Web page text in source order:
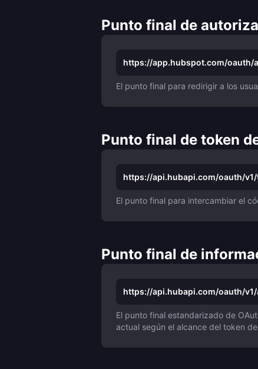
Punto final de
https://app.hubspot.com/oauth/
El punto final para redirigir a los
Punto final de token
https://api.hubapi.com/oauth/
El punto final para intercambiar el
Punto final de
https://api.hubapi.com/oauth/
El punto final estandarizado de
actual según el alcance del token